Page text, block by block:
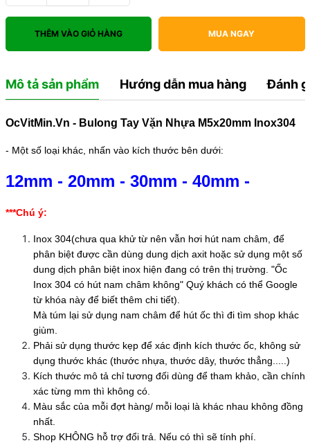
THÊM VÀO GIỎ HÀNG MUA NGAY
Mô tả sản phẩm Hướng dẫn mua hàng Đánh
OcVitMin.Vn - Bulong Tay Vặn Nhựa M5x20mm Inox304
- Một số loại khác, nhấn vào kích thước bên dưới:
12mm - 20mm - 30mm - 40mm -
***Chú ý:
Inox 304(chưa qua khử từ nên vẫn hơi hút nam châm, để
phân biệt được cần dùng dung dịch axit hoặc sử dụng một số
dung dịch phân biệt inox hiện đang có trên thị trường. "Ốc
Inox 304 có hút nam châm không" Quý khách có thể Google
từ khóa này để biết thêm chi tiết).
Mà túm lại sử dụng nam châm để hút ốc thì đi tìm shop khác
giùm.
Phải sử dụng thước kẹp để xác định kích thước ốc, không sử
dụng thước khác (thước nhựa, thước dây, thước thẳng.....)
Kích thước mô tả chỉ tương đối dùng để tham khảo, cần chính
xác từng mm thì không có.
Màu sắc của mỗi đợt hàng/ mỗi loại là khác nhau không đồng
nhất.
Shop KHÔNG hỗ trợ đổi trả. Nếu có thì sẽ tính phí.